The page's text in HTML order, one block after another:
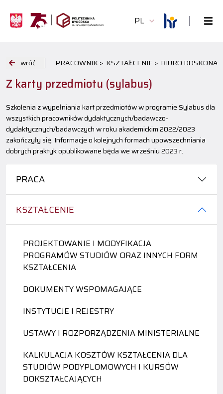
PL
wróć PRACOWNIK > KSZTAŁCENIE > BIURO
PRACA
KSZTAŁCENIE
PROJEKTOWANIE I MODYFIKACJA
PROGRAMÓW STUDIÓW ORAZ INNYCH FORM
KSZTAŁCENIA
DOKUMENTY WSPOMAGAJĄCE
INSTYTUCJE I REJESTRY
USTAWY I ROZPORZĄDZENIA MINISTERIALNE
KALKULACJA KOSZTÓW KSZTAŁCENIA DLA
STUDIÓW PODYPLOMOWYCH I KURSÓW
DOKSZTAŁCAJĄCYCH
Z karty przedmiotu (sylabus)
Szkolenia z wypełniania kart przedmiotów w programie Sylabus dla
wszystkich pracowników dydaktycznych/badawczo-
dydaktycznych/badawczych w roku akademickim 2022/2023
zakończyły się. Informacje o kolejnych formach upowszechniania
dobrych praktyk opublikowane będa we wrześniu 2023 r.